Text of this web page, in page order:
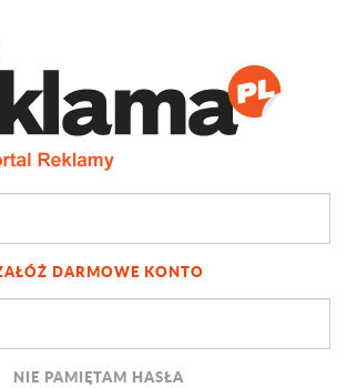
DARMOWE KONTO
NIE PAMIĘTAM HASŁA